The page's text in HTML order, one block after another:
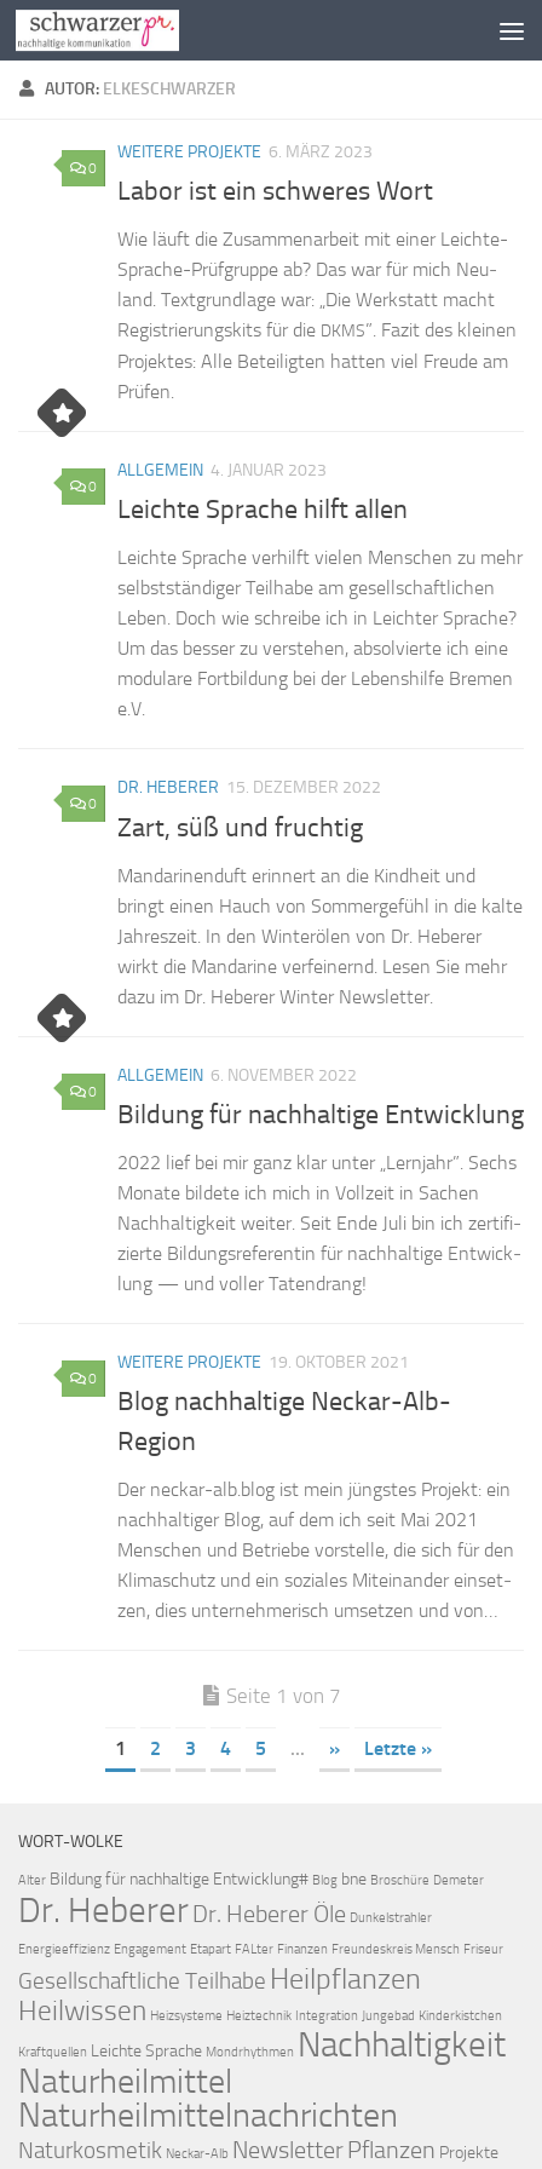
Zum Inhalt springen
AUTOR: ELKESCHWARZER
0
WEITERE PROJEKTE 6. MÄRZ 2023
Labor ist ein schweres Wort
Wie läuft die Zu­sam­men­ar­beit mit ei­ner Leich­­te-
Spra­che-Prü­f­­grup­­pe ab? Das war für mich Neu­
land. Text­grund­la­ge war: „Die Werk­statt macht
Re­gis­trie­rungs­kits für die DKMS”. Fa­zit des klei­nen
Pro­jek­tes: Alle Be­tei­lig­ten hat­ten viel Freu­de am
Prüfen.
0
ALLGEMEIN 4. JANUAR 2023
Leichte Sprache hilft allen
Leich­te Spra­che ver­hilft vie­len Men­schen zu mehr
selbst­stän­di­ger Teil­ha­be am ge­sell­schaft­li­chen
Le­ben. Doch wie schrei­be ich in Leich­ter Spra­che?
Um das bes­ser zu ver­ste­hen, ab­sol­vier­te ich eine
mo­du­la­re Fort­bil­dung bei der Le­bens­hil­fe Bre­men
e.V.
0
DR. HEBERER 15. DEZEMBER 2022
Zart, süß und fruchtig
Man­da­ri­nen­duft er­in­nert an die Kind­heit und
bringt ei­nen Hauch von Som­mer­ge­fühl in die kal­te
Jah­res­zeit. In den Win­ter­ölen von Dr. He­be­rer
wirkt die Man­da­ri­ne ver­fei­nernd. Le­sen Sie mehr
dazu im Dr. He­be­rer Win­ter Newsletter.
0
ALLGEMEIN 6. NOVEMBER 2022
Bildung für nachhaltige Entwicklung
2022 lief bei mir ganz klar un­ter „Lern­jahr”. Sechs
Mo­na­te bil­de­te ich mich in Voll­zeit in Sa­chen
Nach­hal­tig­keit wei­ter. Seit Ende Juli bin ich zer­ti­fi­
zier­te Bil­dungs­re­fe­ren­tin für nach­hal­ti­ge Ent­wick­
lung — und vol­ler Tatendrang!
0
WEITERE PROJEKTE 19. OKTOBER 2021
Blog nachhaltige Neckar-Alb-
Region
Der neckar-alb.blog ist mein jüngs­tes Pro­jekt: ein
nach­hal­ti­ger Blog, auf dem ich seit Mai 2021
Men­schen und Be­trie­be vor­stel­le, die sich für den
Kli­ma­schutz und ein so­zia­les Mit­ein­an­der ein­set­
zen, dies un­ter­neh­me­risch um­set­zen und von…
Seite 1 von 7
1 2 3 4 5 ... » Letzte »
WORT-WOLKE
Alter Bildung für nachhaltige Entwicklung# Blog bne Broschüre Demeter
Dr. HebererDr. Heberer Öle Dunkelstrahler
Energieeffizienz Engagement Etapart FALter Finanzen Freundeskreis Mensch Friseur
Gesellschaftliche Teilhabe Heilpflanzen
Heilwissen Heizsysteme Heiztechnik Integration Jungebad Kinderkistchen
Kraftquellen Leichte Sprache Mondrhythmen Nachhaltigkeit
Naturheilmittel
Naturheilmittelnachrichten
Naturkosmetik Neckar-Alb NewsletterPflanzen Projekte